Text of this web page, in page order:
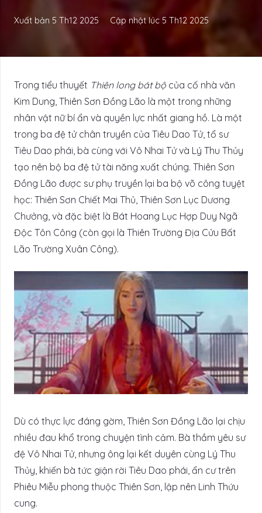
Xuất bản 5 Th12 2025 Cập nhật lúc 5 Th12 2025
Trong tiểu thuyết Thiên long bát bộ của cố nhà văn
Kim Dung, Thiên Sơn Đồng Lão là một trong những
nhân vật nữ bí ẩn và quyền lực nhất giang hồ. Là một
trong ba đệ tử chân truyền của Tiêu Dao Tử, tổ sư
Tiêu Dao phái, bà cùng với Vô Nhai Tử và Lý Thu Thủy
tạo nên bộ ba đệ tử tài năng xuất chúng. Thiên Sơn
Đồng Lão được sư phụ truyền lại ba bộ võ công tuyệt
học: Thiên Sơn Chiết Mai Thủ, Thiên Sơn Lục Dương
Chưởng, và đặc biệt là Bát Hoang Lục Hợp Duy Ngã
Độc Tôn Công (còn gọi là Thiên Trường Địa Cửu Bất
Lão Trường Xuân Công).
Dù có thực lực đáng gờm, Thiên Sơn Đồng Lão lại chịu
nhiều đau khổ trong chuyện tình cảm. Bà thầm yêu sư
đệ Vô Nhai Tử, nhưng ông lại kết duyên cùng Lý Thu
Thủy, khiến bà tức giận rời Tiêu Dao phái, ẩn cư trên
Phiêu Miễu phong thuộc Thiên Sơn, lập nên Linh Thứu
cung.